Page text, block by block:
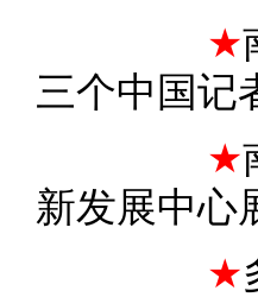
★
三个中国记
★
新发展中心
★